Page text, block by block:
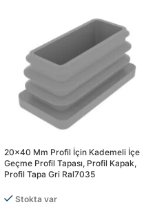
20×40 Mm Profil İçin Kademeli İçe
Geçme Profil Tapası, Profil Kapak,
Profil Tapa Gri Ral7035
Stokta var